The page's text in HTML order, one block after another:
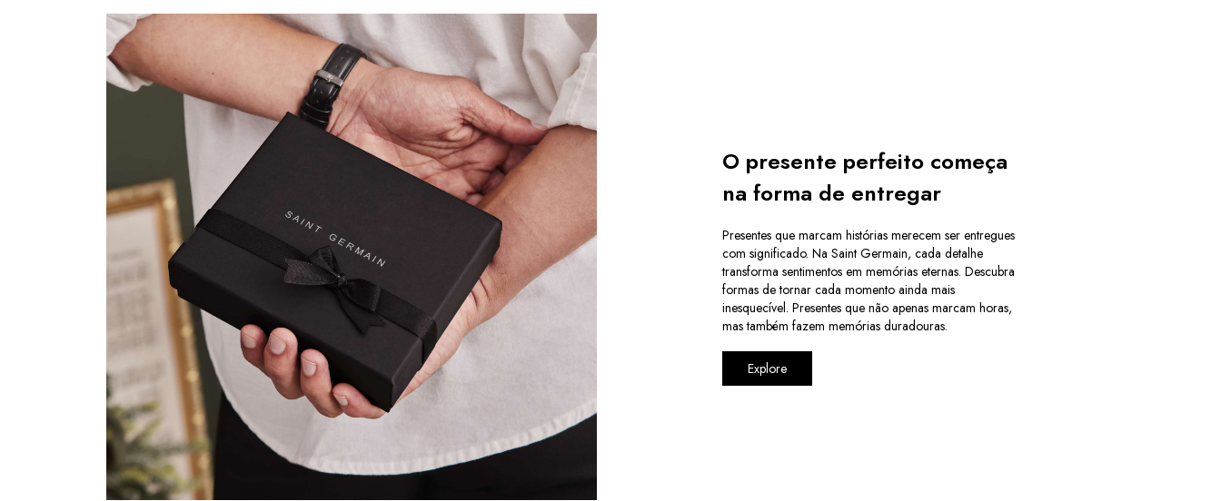
O presente perfeito começa
na forma de entregar
Presentes que marcam histórias merecem ser entregues
com significado. Na Saint Germain, cada detalhe
transforma sentimentos em memórias eternas. Descubra
formas de tornar cada momento ainda mais
inesquecível. Presentes que não apenas marcam horas,
mas também fazem memórias duradouras.
Explore